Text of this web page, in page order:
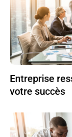
Entreprise
votre succès